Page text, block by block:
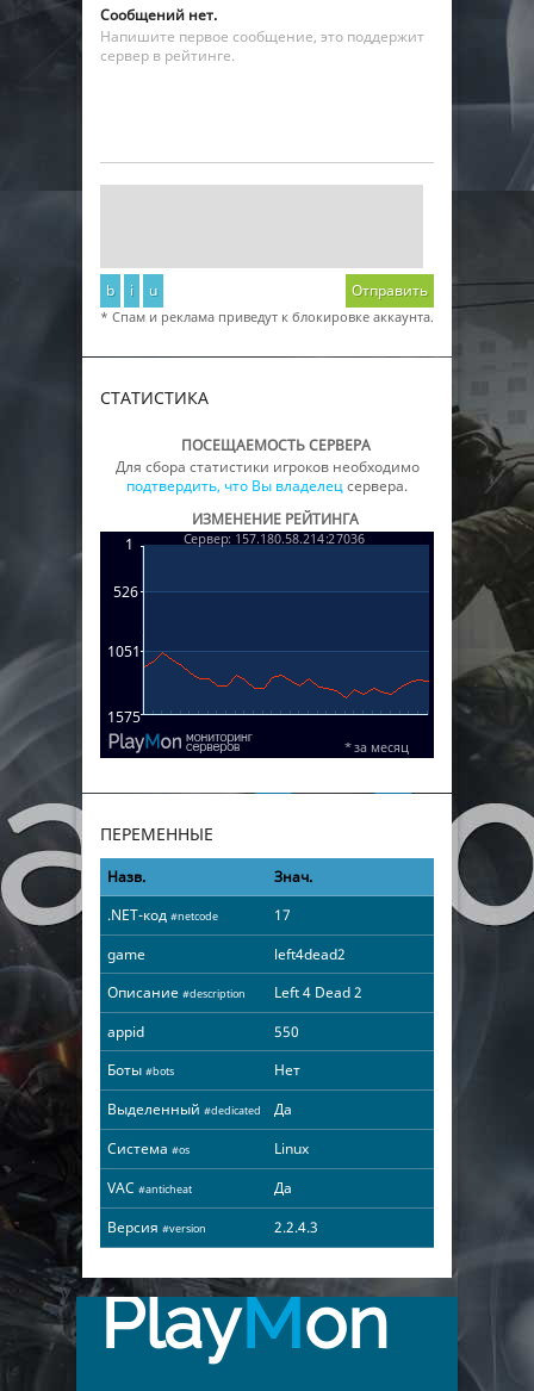
Сообщений нет.
Напишите первое сообщение, это поддержит
сервер в рейтинге.
b i u Отправить
* Спам и реклама приведут к блокировке аккаунта.
СТАТИСТИКА
ПОСЕЩАЕМОСТЬ СЕРВЕРА
Для сбора статистики игроков необходимо
подтвердить, что Вы владелецсервера.
ИЗМЕНЕНИЕ РЕЙТИНГА
ПЕРЕМЕННЫЕ
Назв.
Знач.
.NET-код #netcode
17
game
left4dead2
Описание #description
Left 4 Dead 2
appid
550
Боты #bots
Нет
Выделенный #dedicated
Да
Система #os
Linux
VAC #anticheat
Да
Версия #version 2.2.4.3
PlayMon